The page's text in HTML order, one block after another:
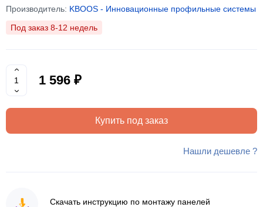
Производитель: KBOOS - Инновационные профильные системы
Под заказ 8-12 недель
1 596 ₽
Купить под заказ
Нашли дешевле ?
Скачать инструкцию по монтажу панелей